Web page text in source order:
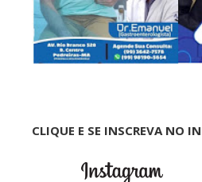
CLIQUE E SE INSCREVA NO